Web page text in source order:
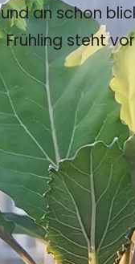
und an schon
Frühling steht